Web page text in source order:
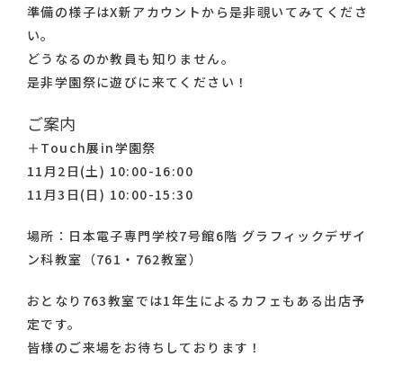
準備の様子はX新アカウントから是非覗いてみてくださ
い。
どうなるのか教員も知りません。
是非学園祭に遊びに来てください！
ご案内
＋Touch展in学園祭
11月2日(土) 10:00-16:00
11月3日(日) 10:00-15:30
場所：日本電子専門学校7号館6階 グラフィックデザイ
ン科教室（761・762教室）
おとなり763教室では1年生によるカフェもある出店予
定です。
皆様のご来場をお待ちしております！